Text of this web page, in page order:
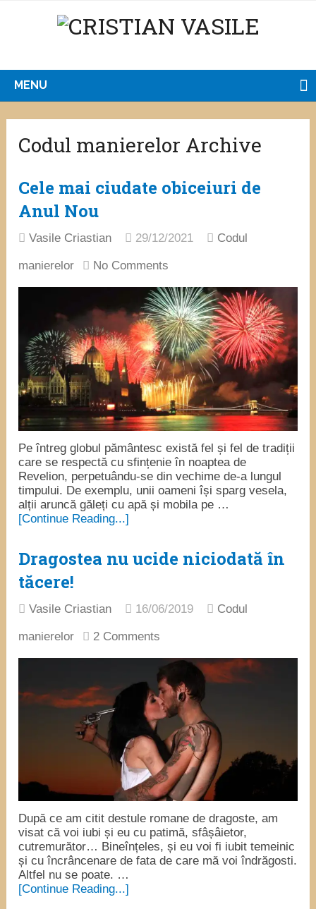
MENU
Codul manierelor Archive
Cele mai ciudate obiceiuri de
Anul Nou
Vasile Criastian 29/12/2021 Codul
manierelor No Comments
Pe întreg globul pământesc există fel și fel de tradiții
care se respectă cu sfințenie în noaptea de
Revelion, perpetuându-se din vechime de-a lungul
timpului. De exemplu, unii oameni își sparg vesela,
alții aruncă găleți cu apă și mobila pe …
[Continue Reading...]
Dragostea nu ucide niciodată în
tăcere!
Vasile Criastian 16/06/2019 Codul
manierelor 2 Comments
După ce am citit destule romane de dragoste, am
visat că voi iubi și eu cu patimă, sfâșâietor,
cutremurător… Bineînțeles, și eu voi fi iubit temeinic
și cu încrâncenare de fata de care mă voi îndrăgosti.
Altfel nu se poate. …
[Continue Reading...]